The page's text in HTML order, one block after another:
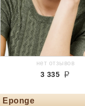
нет отзывов
3 335
Eponge